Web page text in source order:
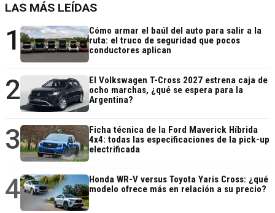
LAS MÁS LEÍDAS
1
Cómo armar el baúl del auto para salir a la
ruta: el truco de seguridad que pocos
conductores aplican
2
El Volkswagen T-Cross 2027 estrena caja de
ocho marchas, ¿qué se espera para la
Argentina?
3
Ficha técnica de la Ford Maverick Híbrida
4x4: todas las especificaciones de la pick-up
electrificada
4
Honda WR-V versus Toyota Yaris Cross: ¿qué
modelo ofrece más en relación a su precio?